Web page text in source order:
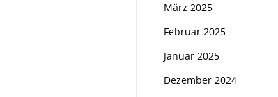
März 2025
Februar 2025
Januar 2025
Dezember 2024